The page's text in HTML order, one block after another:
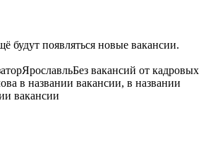
будут появляться новые вакансии.
ЯрославльБез вакансий от кадровых
в названии вакансии, в названии
вакансии